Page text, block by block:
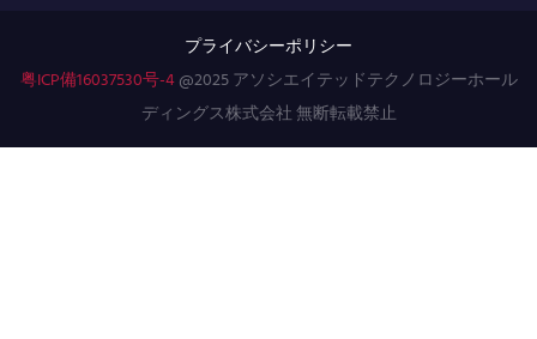
プライバシーポリシー
粤ICP備16037530号-4@2025 アソシエイテッドテクノロジーホール
ディングス株式会社 無断転載禁止